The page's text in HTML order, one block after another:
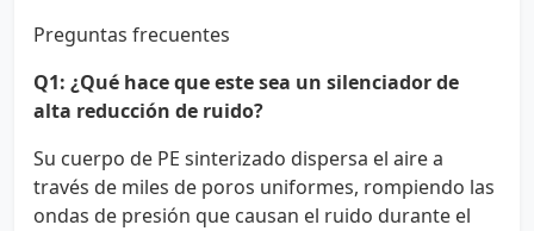
Preguntas frecuentes
Q1: ¿Qué hace que este sea un silenciador de
alta reducción de ruido?
Su cuerpo de PE sinterizado dispersa el aire a
través de miles de poros uniformes, rompiendo las
ondas de presión que causan el ruido durante el